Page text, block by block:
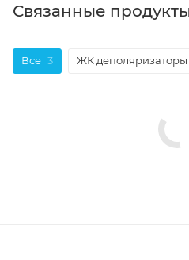
Связанные
Все 3 ЖК деполяризаторы